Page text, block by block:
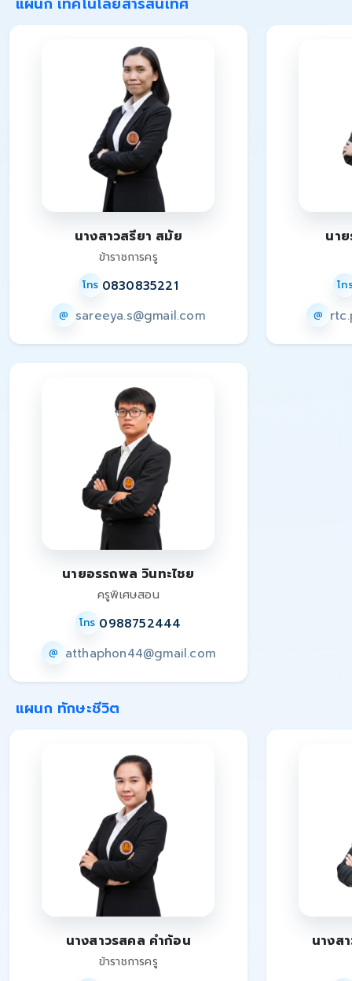
นางสาวสรียา สมัย
ข้าราชการครู
โทร 0830835221
@ sareeya.s@gmail.com
นา
โท
@
นายอรรถพล วินทะไชย
ครูพิเศษสอน
โทร 0988752444
@ atthaphon44@gmail.com
แผนก ทักษะชีวิต
นางสาวรสคล คำก้อน
ข้าราชการครู
นางส